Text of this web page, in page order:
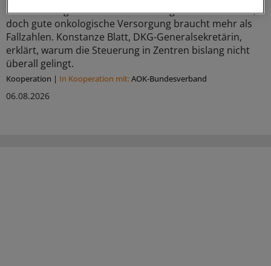
Mindestmengen können Behandlungen konzentrieren,
doch gute onkologische Versorgung braucht mehr als
Fallzahlen. Konstanze Blatt, DKG-Generalsekretärin,
erklärt, warum die Steuerung in Zentren bislang nicht
überall gelingt.
Kooperation | In Kooperation mit:AOK-Bundesverband
06.08.2026